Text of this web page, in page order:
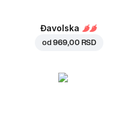
Đavolska
od969,00 RSD